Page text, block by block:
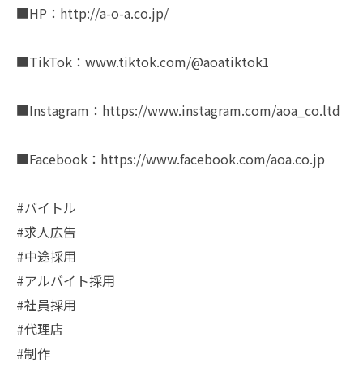
■HP：http://a-o-a.co.jp/
■TikTok：www.tiktok.com/@aoatiktok1
■Instagram：https://www.instagram.com/aoa_co.ltd
■Facebook：https://www.facebook.com/aoa.co.jp
#バイトル
#求人広告
#中途採用
#アルバイト採用
#社員採用
#代理店
#制作